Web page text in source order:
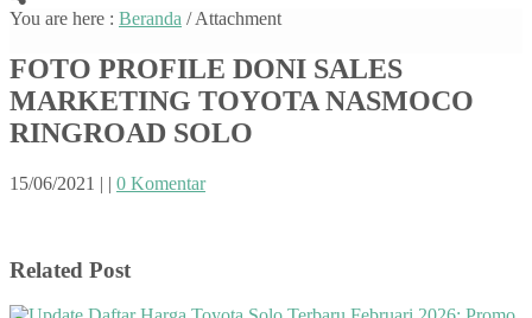
You are here : Beranda / Attachment
FOTO PROFILE DONI SALES
MARKETING TOYOTA NASMOCO
RINGROAD SOLO
15/06/2021 | | 0 Komentar
Related Post